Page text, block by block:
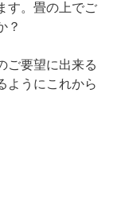
す。畳の上でご
？
ご要望に出来る
ようにこれから